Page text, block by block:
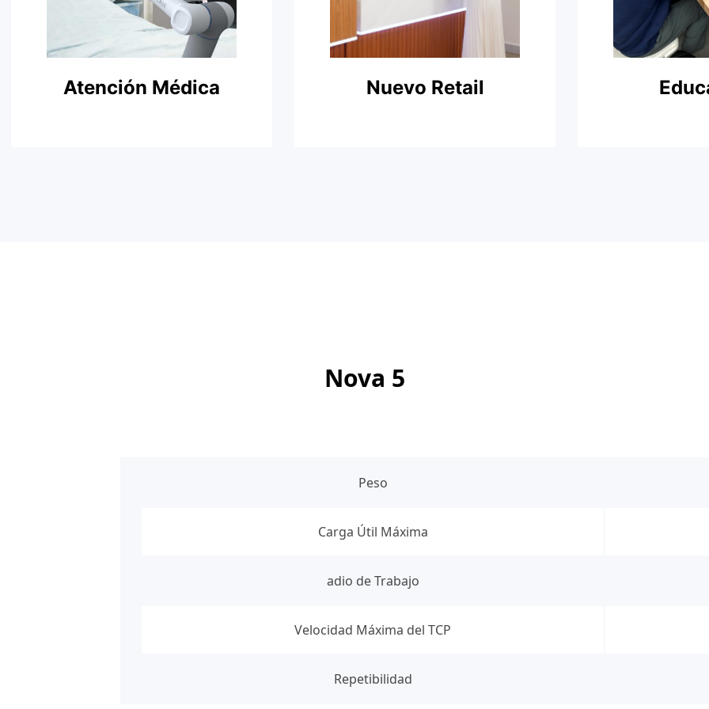
Atención Médica Nuevo Retail
Nova 5
Peso
Carga Útil Máxima
adio de Trabajo
Velocidad Máxima del TCP
Repetibilidad